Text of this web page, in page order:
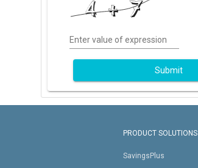
Enter value of expression
Submit
PRODUCT SOLUTIONS
SavingsPlus